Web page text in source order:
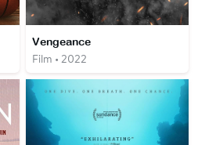
Vengeance
Film • 2022